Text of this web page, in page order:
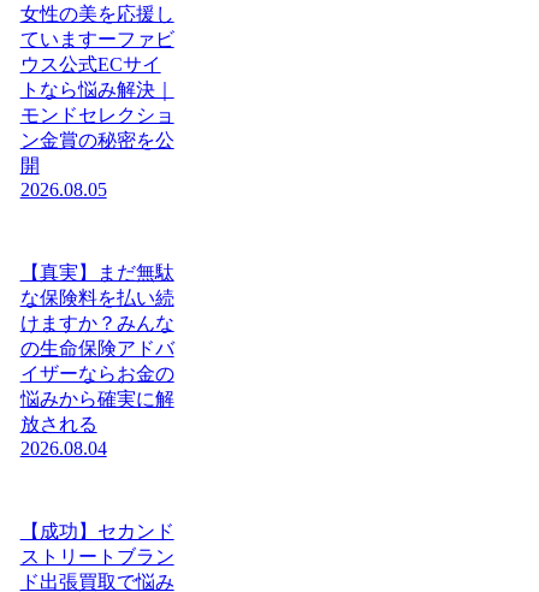
女性の美を応援し
ていますーファビ
ウス公式ECサイ
トなら悩み解決｜
モンドセレクショ
ン金賞の秘密を公
開
2026.08.05
【真実】まだ無駄
な保険料を払い続
けますか？みんな
の生命保険アドバ
イザーならお金の
悩みから確実に解
放される
2026.08.04
【成功】セカンド
ストリートブラン
ド出張買取で悩み